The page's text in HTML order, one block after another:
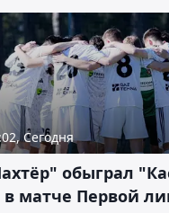
Сегодня
обыграл
матче Первой